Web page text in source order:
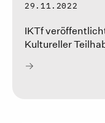
29.11.2022
IKTf
Kultureller